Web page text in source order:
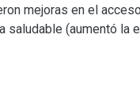
mejoras en el
(aumentó la
vida digna
aumentaron las